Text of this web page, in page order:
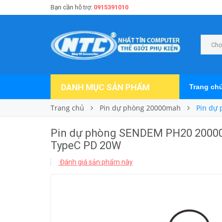
Bạn cần hỗ trợ: 0915391010
DANH MỤC SẢN PHẨM Trang
Trang chủ Pin dự phòng 20000mah Pin dự
Pin dự phòng SENDEM PH20
TypeC PD 20W
Đánh giá sản phẩm này